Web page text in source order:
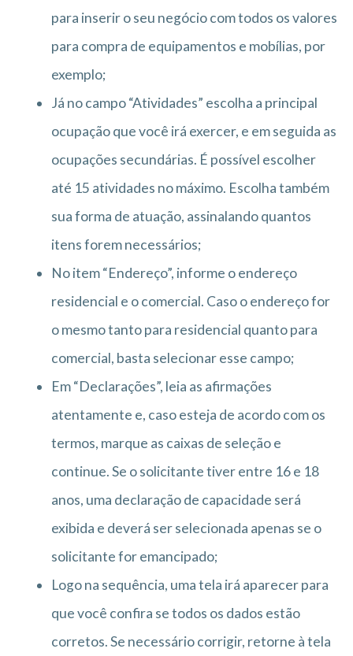
para inserir o seu negócio com todos os valores
para compra de equipamentos e mobílias, por
exemplo;
Já no campo “Atividades” escolha a principal
ocupação que você irá exercer, e em seguida as
ocupações secundárias. É possível escolher
até 15 atividades no máximo. Escolha também
sua forma de atuação, assinalando quantos
itens forem necessários;
No item “Endereço”, informe o endereço
residencial e o comercial. Caso o endereço for
o mesmo tanto para residencial quanto para
comercial, basta selecionar esse campo;
Em “Declarações”, leia as afirmações
atentamente e, caso esteja de acordo com os
termos, marque as caixas de seleção e
continue. Se o solicitante tiver entre 16 e 18
anos, uma declaração de capacidade será
exibida e deverá ser selecionada apenas se o
solicitante for emancipado;
Logo na sequência, uma tela irá aparecer para
que você confira se todos os dados estão
corretos. Se necessário corrigir, retorne à tela